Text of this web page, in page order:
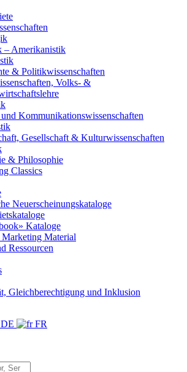
– Amerikanistik
& Politikwissenschaften
Volks- &
Kommunikationswissenschaften
Gesellschaft & Kulturwissenschaften
& Philosophie
Classics
Neuerscheinungskataloge
Kataloge
Marketing Material
Ressourcen
Gleichberechtigung und Inklusion
DE
FR